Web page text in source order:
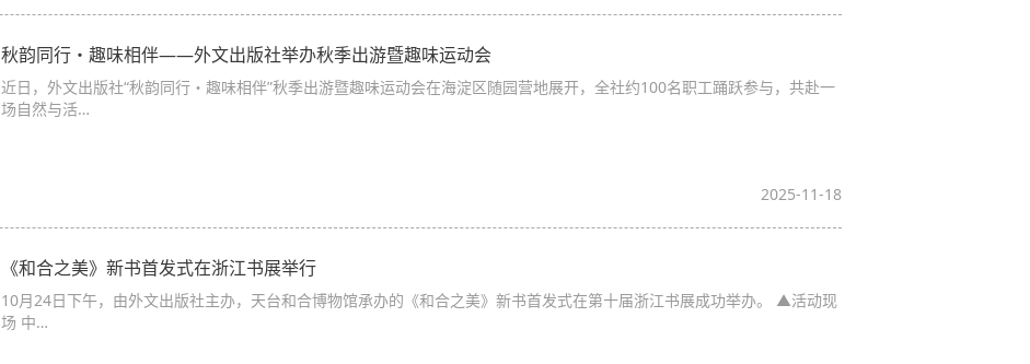
秋韵同行・趣味相伴——外文出版社举办秋季出游暨趣味运动会
近日，外文出版社“秋韵同行・趣味相伴”秋季出游暨趣味运动会在海淀区随园营地展开，全社约100名职工踊跃参与，共赴一
场自然与活…
2025-11-18
《和合之美》新书首发式在浙江书展举行
10月24日下午，由外文出版社主办，天台和合博物馆承办的《和合之美》新书首发式在第十届浙江书展成功举办。 ▲活动现
场 中…